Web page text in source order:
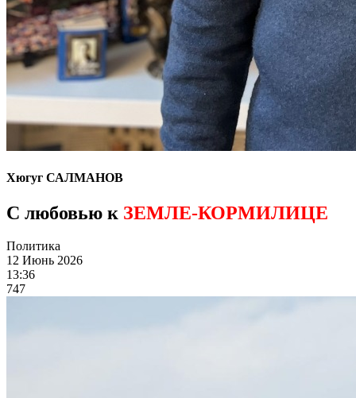
Хюгуг САЛМАНОВ
С любовью к ЗЕМЛЕ-КОРМИЛИЦЕ
Политика
12 Июнь 2026
13:36
747